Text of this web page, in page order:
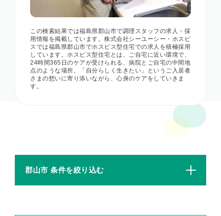
この検索結果では福島県郡山市で調理スタッフの求人・採
用情報を掲載しています。株式会社シーユーシー・ホスピ
スでは福島県郡山市でホスピス型住宅での求人を積極採用
しています。ホスピス型住宅とは、ご自宅に近い環境で、
24時間365日のケアが受けられる、病院とご自宅の中間地
点のような場所。「自分らしく生きたい」というご入居者
さまの想いに寄り添いながら、心身のケアをしていきま
す。
郡山市 条件を絞り込む